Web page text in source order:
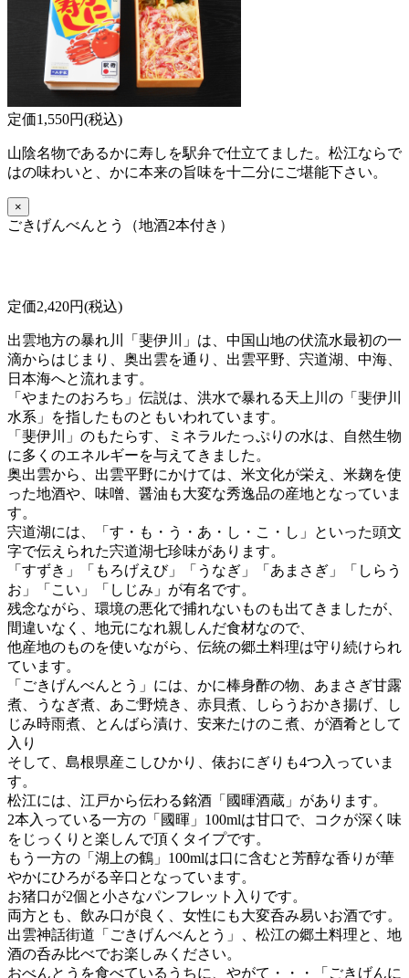
定価1,550円(税込)
山陰名物であるかに寿しを駅弁で仕立てました。松江ならで
はの味わいと、かに本来の旨味を十二分にご堪能下さい。
×
ごきげんべんとう（地酒2本付き）
定価2,420円(税込)
出雲地方の暴れ川「斐伊川」は、中国山地の伏流水最初の一
滴からはじまり、奥出雲を通り、出雲平野、宍道湖、中海、
日本海へと流れます。
「やまたのおろち」伝説は、洪水で暴れる天上川の「斐伊川
水系」を指したものともいわれています。
「斐伊川」のもたらす、ミネラルたっぷりの水は、自然生物
に多くのエネルギーを与えてきました。
奥出雲から、出雲平野にかけては、米文化が栄え、米麹を使
った地酒や、味噌、醤油も大変な秀逸品の産地となっていま
す。
宍道湖には、「す・も・う・あ・し・こ・し」といった頭文
字で伝えられた宍道湖七珍味があります。
「すずき」「もろげえび」「うなぎ」「あまさぎ」「しらう
お」「こい」「しじみ」が有名です。
残念ながら、環境の悪化で捕れないものも出てきましたが、
間違いなく、地元になれ親しんだ食材なので、
他産地のものを使いながら、伝統の郷土料理は守り続けられ
ています。
「ごきげんべんとう」には、かに棒身酢の物、あまさぎ甘露
煮、うなぎ煮、あご野焼き、赤貝煮、しらうおかき揚げ、し
じみ時雨煮、とんばら漬け、安来たけのこ煮、が酒肴として
入り
そして、島根県産こしひかり、俵おにぎりも4つ入っていま
す。
松江には、江戸から伝わる銘酒「國暉酒蔵」があります。
2本入っている一方の「國暉」100mlは甘口で、コクが深く味
をじっくりと楽しんで頂くタイプです。
もう一方の「湖上の鶴」100mlは口に含むと芳醇な香りが華
やかにひろがる辛口となっています。
お猪口が2個と小さなパンフレット入りです。
両方とも、飲み口が良く、女性にも大変呑み易いお酒です。
出雲神話街道「ごきげんべんとう」、松江の郷土料理と、地
酒の呑み比べでお楽しみください。
おべんとうを食べているうちに、 やがて・・・「ごきげんに